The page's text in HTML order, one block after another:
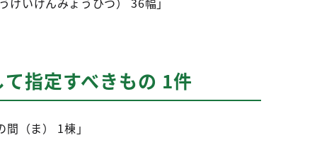
指定すべきもの 1件
（ま） 1棟」